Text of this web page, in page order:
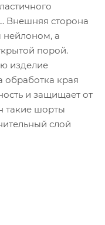
Внешняя сторона
а
порой.
изделие
обработка края
и защищает от
такие шорты
слой